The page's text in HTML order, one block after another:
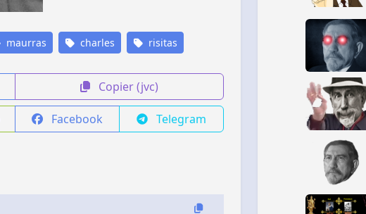
maurras charles risitas
Copier (jvc)
Facebook Telegram